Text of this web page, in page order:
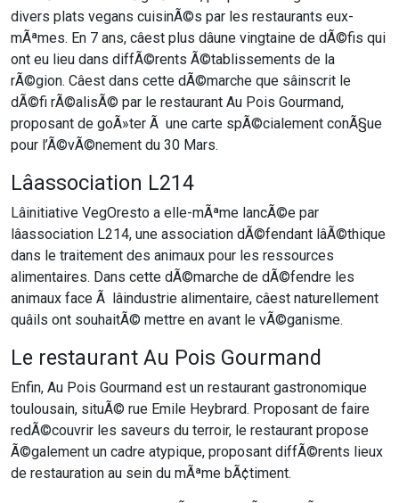
divers plats vegans cuisinÃ©s par les restaurants eux-
mÃªmes. En 7 ans, câest plus dâune vingtaine de dÃ©fis qui
ont eu lieu dans diffÃ©rents Ã©tablissements de la
rÃ©gion. Câest dans cette dÃ©marche que sâinscrit le
dÃ©fi rÃ©alisÃ© par le restaurant Au Pois Gourmand,
proposant de goÃ»ter Ã une carte spÃ©cialement conÃ§ue
pour l’Ã©vÃ©nement du 30 Mars.
Lâassociation L214
Lâinitiative VegOresto a elle-mÃªme lancÃ©e par
lâassociation L214, une association dÃ©fendant lâÃ©thique
dans le traitement des animaux pour les ressources
alimentaires. Dans cette dÃ©marche de dÃ©fendre les
animaux face Ã lâindustrie alimentaire, câest naturellement
quâils ont souhaitÃ© mettre en avant le vÃ©ganisme.
Le restaurant Au Pois Gourmand
Enfin, Au Pois Gourmand est un restaurant gastronomique
toulousain, situÃ© rue Emile Heybrard. Proposant de faire
redÃ©couvrir les saveurs du terroir, le restaurant propose
Ã©galement un cadre atypique, proposant diffÃ©rents lieux
de restauration au sein du mÃªme bÃ¢timent.